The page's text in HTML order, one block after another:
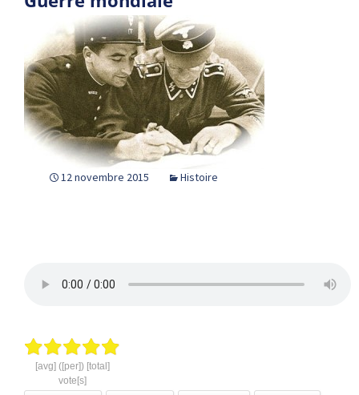
12 novembre 2015 Histoire
[avg] ([per]) [total]
vote[s]